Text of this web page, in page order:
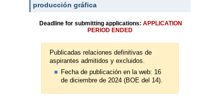
producción gráfica
Deadline for submitting applications: APPLICATION
PERIOD ENDED
Publicadas relaciones definitivas de
aspirantes admitidos y excluidos.
Fecha de publicación en la web: 16
de diciembre de 2024 (BOE del 14).